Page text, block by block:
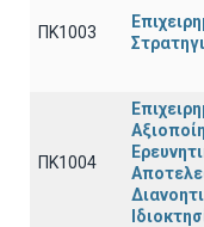
ΠΚ1003
ΠΚ1004